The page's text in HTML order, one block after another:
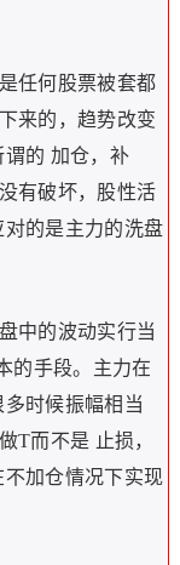
任何股票被套都
来的，趋势改变
的 加仓，补
有破坏，股性活
的是主力的洗盘
中的波动实行当
的手段。主力在
时候振幅相当
T而不是 止损，
加仓情况下实现